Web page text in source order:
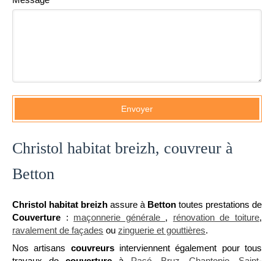
Envoyer
Christol habitat breizh, couvreur à
Betton
Christol habitat breizh assure à Betton toutes prestations de
Couverture : maçonnerie générale , rénovation de toiture,
ravalement de façades ou zinguerie et gouttières.
Nos artisans couvreursinterviennent également pour tous